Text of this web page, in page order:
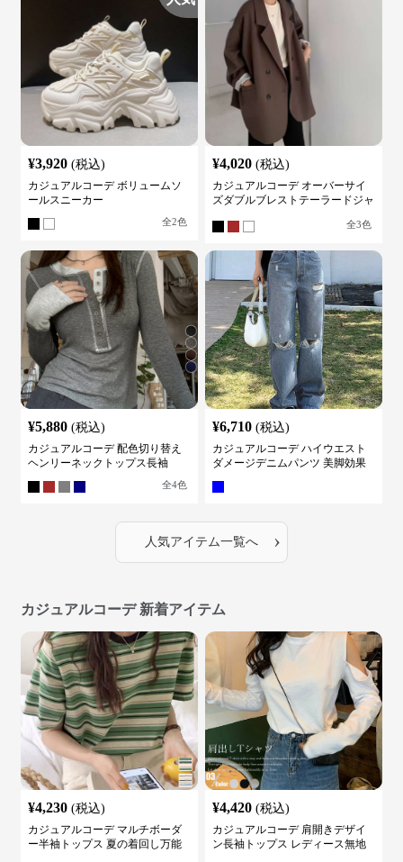
¥3,920 (税込)
カジュアルコーデ ボリュームソ
ールスニーカー
全2色
¥4,020 (税込)
カジュアルコーデ オーバーサイ
ズダブルブレストテーラードジャ
全3色
¥5,880 (税込)
カジュアルコーデ 配色切り替え
ヘンリーネックトップス長袖
全4色
¥6,710 (税込)
カジュアルコーデ ハイウエスト
ダメージデニムパンツ 美脚効果
人気アイテム一覧へ ›
カジュアルコーデ 新着アイテム
¥4,230 (税込)
カジュアルコーデ マルチボーダ
ー半袖トップス 夏の着回し万能
¥4,420 (税込)
カジュアルコーデ 肩開きデザイ
ン長袖トップス レディース無地